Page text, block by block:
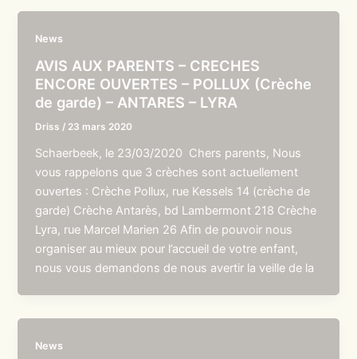
News
AVIS AUX PARENTS – CRECHES
ENCORE OUVERTES – POLLUX (Crèche
de garde) – ANTARES – LYRA
Driss / 23 mars 2020
Schaerbeek, le 23/03/2020 Chers parents, Nous
vous rappelons que 3 crèches sont actuellement
ouvertes : Crèche Pollux, rue Kessels 14 (crèche de
garde) Crèche Antarès, bd Lambermont 218 Crèche
Lyra, rue Marcel Marien 26 Afin de pouvoir nous
organiser au mieux pour l’accueil de votre enfant,
nous vous demandons de nous avertir la veille de la
News